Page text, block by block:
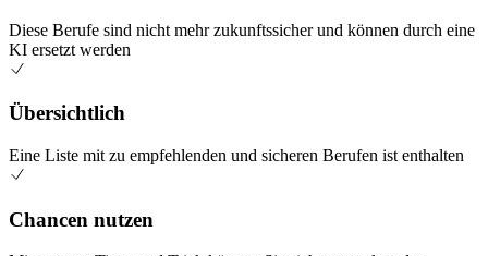
Diese Berufe sind nicht mehr zukunftssicher und können durch eine
KI ersetzt werden
Übersichtlich
Eine Liste mit zu empfehlenden und sicheren Berufen ist enthalten
Chancen nutzen